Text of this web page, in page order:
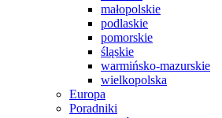
małopolskie
podlaskie
pomorskie
śląskie
warmińsko-mazurskie
wielkopolska
Europa
Poradniki